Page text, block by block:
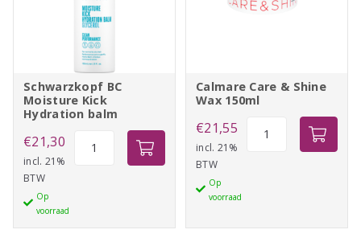
Schwarzkopf BC
Moisture Kick
Hydration balm
€21,30
incl. 21%
BTW
Op
voorraad
Schwarzkopf
Calmare Care & Shine
Wax 150ml
€21,55
incl. 21%
BTW
Op
voorraad
150ml